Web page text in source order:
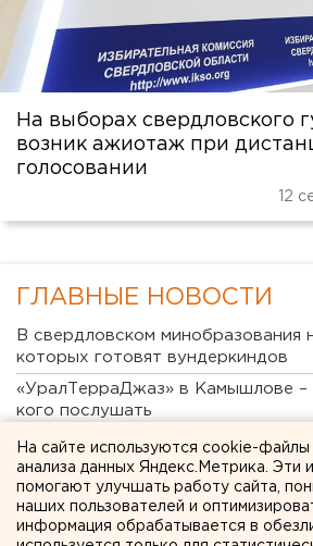
На выборах свердловского
возник ажиотаж при
голосовании
12
ГЛАВНЫЕ НОВОСТИ
В свердловском минобразования
которых готовят вундеркиндов
«УралТерраДжаз» в Камышлове –
кого послушать
Свердловская криминальная
освободился и вернулся в
Власти Екатеринбурга
желтой водой
На сайте используются cookie-файлы
анализа данных Яндекс.Метрика. Эти
помогают улучшать работу сайта,
наших пользователей и
информация обрабатывается в